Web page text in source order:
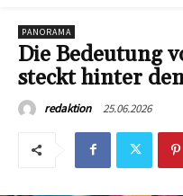
PANORAMA
Die Bedeutung
steckt hinter
redaktion 25.06.2026